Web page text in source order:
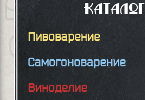
Каталог
Пивоварение
Самогоноварение
Виноделие